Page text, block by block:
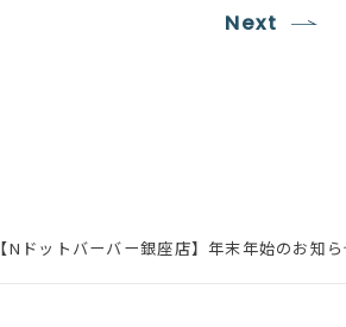
Next
【Nドットバーバー銀座店】年末年始のお知